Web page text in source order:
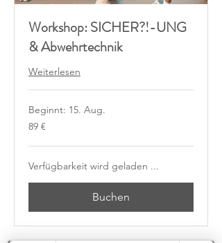
Workshop: SICHER?!-UNG
& Abwehrtechnik
Weiterlesen
Beginnt: 15. Aug.
89
Euro
89 €
Verfügbarkeit wird geladen ...
Buchen